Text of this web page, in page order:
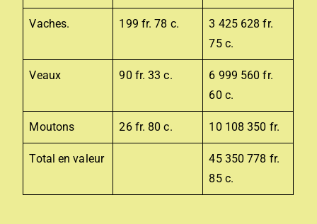
Vaches. 199 fr. 78 c.
3 425 628 fr.
75 c.
Veaux 90 fr. 33 c.
6 999 560 fr.
60 c.
Moutons 26 fr. 80 c. 10 108 350 fr.
Total en valeur
45 350 778 fr.
85 c.